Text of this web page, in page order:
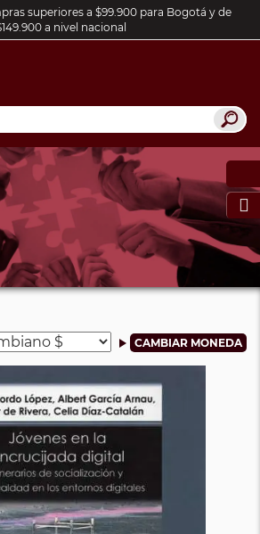
superiores a $99.900 para Bogotá y de
a nivel nacional
